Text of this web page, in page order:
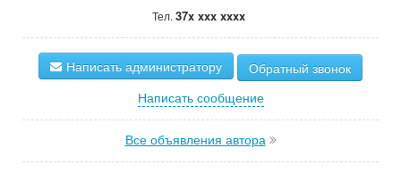
Тел. 37x xxx xxxx
Написать администратору
Обратный звонок
Написать сообщение
Все объявления автора